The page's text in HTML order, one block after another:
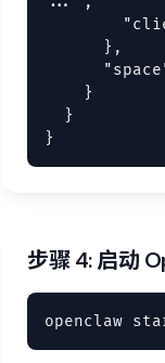
      },
    }
  }
}
步骤 4: 启动
openclaw